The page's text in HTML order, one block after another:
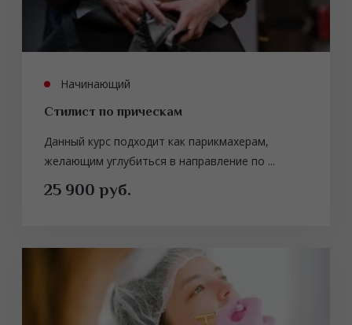
Начинающий
Стилист по прическам
Данный курс подходит как парикмахерам,
желающим углубиться в направление по ...
25 900 руб.